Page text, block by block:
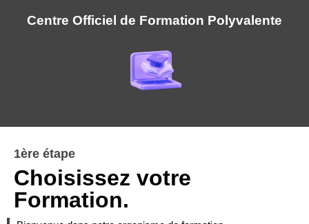
Centre Officiel de Formation Polyvalente
1ère étape
Choisissez votre
Formation.